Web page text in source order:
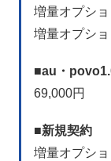
増量オプシ
増量オプシ
■au・
69,000円
■新規契約
増量オプシ